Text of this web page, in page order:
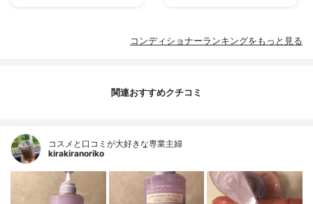
コンディショナーランキングをもっと見る
関連おすすめクチコミ
コスメと口コミが大好きな専業主婦
kirakiranoriko